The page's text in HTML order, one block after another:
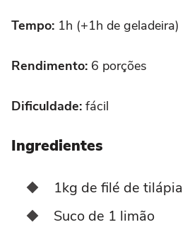
Tempo: 1h (+1h de geladeira)
Rendimento: 6 porções
Dificuldade: fácil
Ingredientes
1kg de filé de
Suco de 1 limão